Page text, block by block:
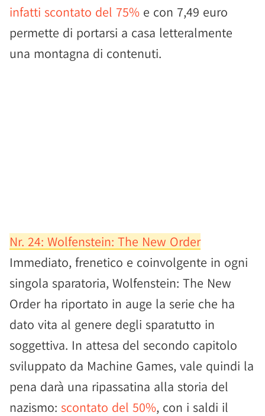
infatti scontato del 75% e con 7,49 euro
permette di portarsi a casa letteralmente
una montagna di contenuti.
Nr. 24: Wolfenstein: The New Order
Immediato, frenetico e coinvolgente in ogni
singola sparatoria, Wolfenstein: The New
Order ha riportato in auge la serie che ha
dato vita al genere degli sparatutto in
soggettiva. In attesa del secondo capitolo
sviluppato da Machine Games, vale quindi la
pena darà una ripassatina alla storia del
nazismo: scontato del 50%, con i saldi il